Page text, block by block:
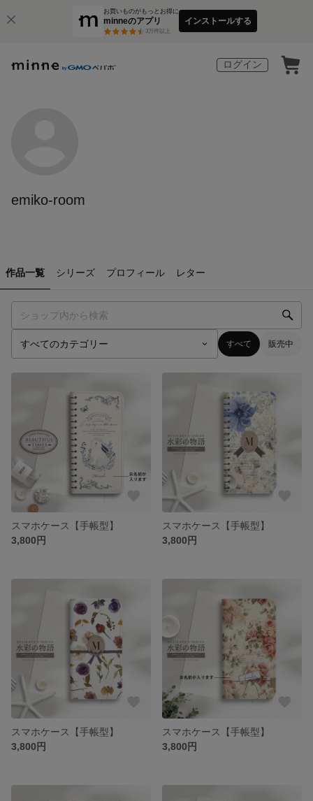
お買いものがもっとお得に
minneのアプリ
3万件以上
インストールする
ログイン
emiko-room
作品一覧 シリーズ プロフィール レター
すべて 販売中
スマホケース【手帳型】
3,800円
スマホケース【手帳型】
3,800円
スマホケース【手帳型】
3,800円
スマホケース【手帳型】
3,800円